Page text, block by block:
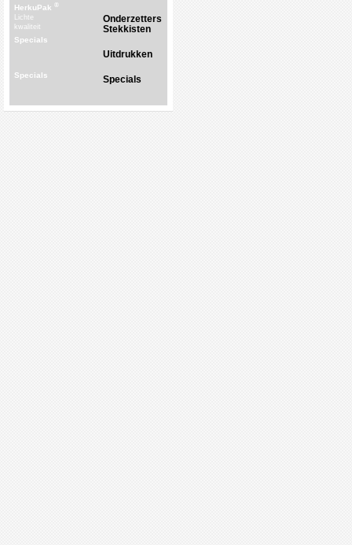
HerkuPak ®
Lichte
kwaliteit
Onderzetters
Stekkisten
Specials
Uitdrukken
Specials Specials